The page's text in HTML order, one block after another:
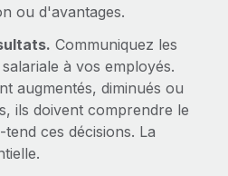
ou d'avantages.
Communiquez les
à vos employés.
augmentés, diminués ou
ils doivent comprendre le
ces décisions. La